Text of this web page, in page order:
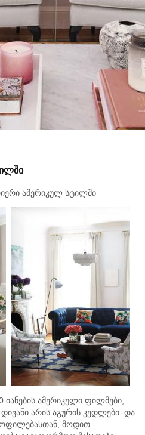
ამერიკულ სტილში
იანების ამერიკული ფილმები,
არის აგურის კედლები და
მოდით